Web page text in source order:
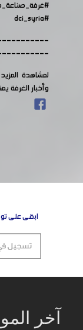
#dci_syria
لمشاهدة
وأخبار
ابقى على
آخر